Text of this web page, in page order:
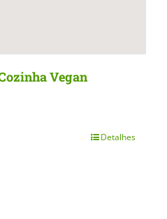
Vegan
Detalhes